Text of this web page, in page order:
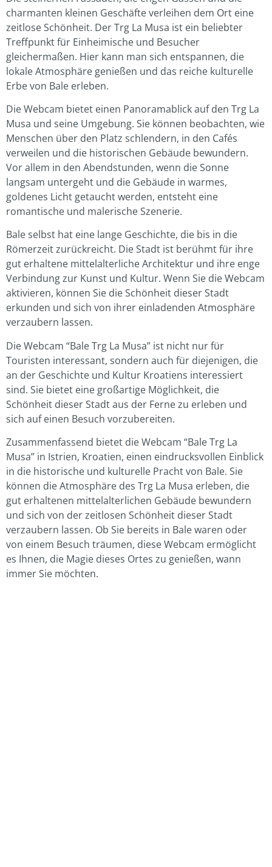
charmanten kleinen Geschäfte verleihen dem Ort eine
zeitlose Schönheit. Der Trg La Musa ist ein beliebter
Treffpunkt für Einheimische und Besucher
gleichermaßen. Hier kann man sich entspannen, die
lokale Atmosphäre genießen und das reiche kulturelle
Erbe von Bale erleben.
Die Webcam bietet einen Panoramablick auf den Trg La
Musa und seine Umgebung. Sie können beobachten, wie
Menschen über den Platz schlendern, in den Cafés
verweilen und die historischen Gebäude bewundern.
Vor allem in den Abendstunden, wenn die Sonne
langsam untergeht und die Gebäude in warmes,
goldenes Licht getaucht werden, entsteht eine
romantische und malerische Szenerie.
Bale selbst hat eine lange Geschichte, die bis in die
Römerzeit zurückreicht. Die Stadt ist berühmt für ihre
gut erhaltene mittelalterliche Architektur und ihre enge
Verbindung zur Kunst und Kultur. Wenn Sie die Webcam
aktivieren, können Sie die Schönheit dieser Stadt
erkunden und sich von ihrer einladenden Atmosphäre
verzaubern lassen.
Die Webcam “Bale Trg La Musa” ist nicht nur für
Touristen interessant, sondern auch für diejenigen, die
an der Geschichte und Kultur Kroatiens interessiert
sind. Sie bietet eine großartige Möglichkeit, die
Schönheit dieser Stadt aus der Ferne zu erleben und
sich auf einen Besuch vorzubereiten.
Zusammenfassend bietet die Webcam “Bale Trg La
Musa” in Istrien, Kroatien, einen eindrucksvollen Einblick
in die historische und kulturelle Pracht von Bale. Sie
können die Atmosphäre des Trg La Musa erleben, die
gut erhaltenen mittelalterlichen Gebäude bewundern
und sich von der zeitlosen Schönheit dieser Stadt
verzaubern lassen. Ob Sie bereits in Bale waren oder
von einem Besuch träumen, diese Webcam ermöglicht
es Ihnen, die Magie dieses Ortes zu genießen, wann
immer Sie möchten.